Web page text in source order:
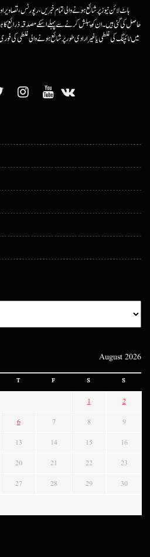
ہاٹ لائن نیوز پر شائع ہونے والی تمام خبریں، رپورٹس،
حاصل کی گئی ہیں۔ ان کو پبلش کرنے سے پہلے اسکے مصدقہ ذرائع کا
میں ٹائپنگ کی غلطی یا غیرارادی طور پر شائع ہونے والی غلطی کی
August 2026
T F S S
1 2
6 7 8 9
13 14 15 16
20 21 22 23
27 28 29 30